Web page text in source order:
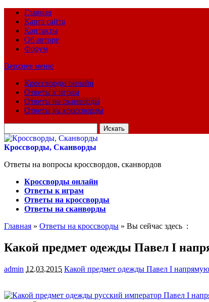
Главная
Карта сайта
Контакты
Об авторе
Форум
Верхнее меню
Кроссворды онлайн
Ответы к играм
Ответы на сканворды
Ответы на кроссворды
для:
Кроссворды, Сканворды
Ответы на вопросы кроссвордов, сканвордов
Кроссворды онлайн
Ответы к играм
Ответы на кроссворды
Ответы на сканворды
Главная » Ответы на кроссворды » Вы сейчас здесь :
Какой предмет одежды Павел I
admin 12.03.2015 Какой предмет одежды Павел I